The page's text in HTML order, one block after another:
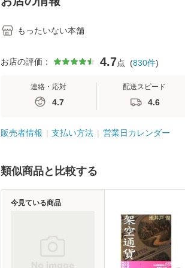
もったいない本舗
お店の評価： 4.7点 (830件)
連絡・応対
4.7
配送スピード
4.6
販売者情報 支払い方法 営業日カレンダー
類似商品と比較する
今見ている商品